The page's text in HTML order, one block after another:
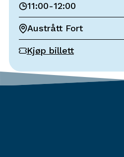
11:00-12:00
Austrått Fort
Kjøp billett